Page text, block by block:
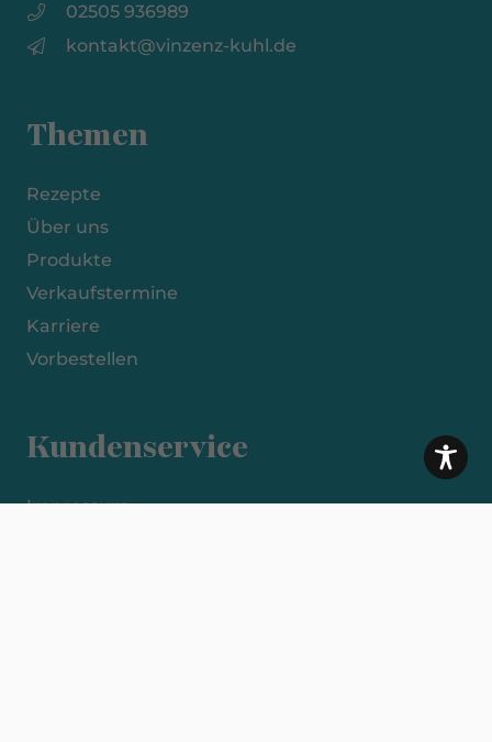
02505 936989
kontakt@vinzenz-kuhl.de
Themen
Rezepte
Über uns
Produkte
Verkaufstermine
Karriere
Vorbestellen
Kundenservice
Impressum